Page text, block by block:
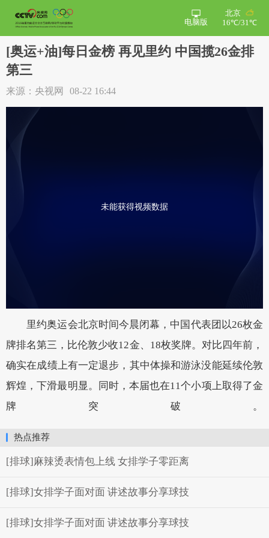
北京
16℃/31℃
电脑版
[奥运+油]每日金榜 再见里约 中国揽26金排
第三
来源：央视网 08-22 16:44
未能获得视频数据
里约奥运会北京时间今晨闭幕，中国代表团以26枚金
牌排名第三，比伦敦少收12金、18枚奖牌。对比四年前，
确实在成绩上有一定退步，其中体操和游泳没能延续伦敦
辉煌，下滑最明显。同时，本届也在11个小项上取得了金
牌突破。
热点推荐
[排球]麻辣烫表情包上线 女排学子零距离
[排球]女排学子面对面 讲述故事分享球技
[排球]女排学子面对面 讲述故事分享球技